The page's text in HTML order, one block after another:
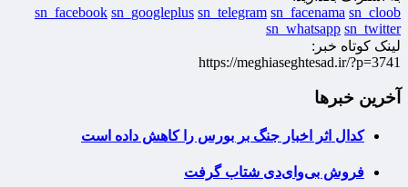
sn_facebook sn_googleplus sn_telegram sn_facenama sn_cloob
sn_whatsapp sn_twitter
لینک کوتاه خبر:
https://meghiaseghtesad.ir/?p=3741
آخرین خبرها
کدال اثر اخبار جنگ بر بورس را کاهش داده است
فروش بی‌وای‌دی شتاب گرفت